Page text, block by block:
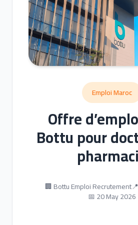
Emploi Maroc
Offre
Bottu pour
🏢 Bottu Emploi Recrutement
📅 20 May 2026